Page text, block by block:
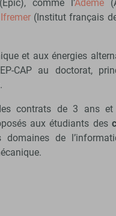
comme l’Ademe
Ifremer(Institut français
et aux énergies
CAP au doctorat,
.
contrats de 3 ans et
aux étudiants des
domaines de